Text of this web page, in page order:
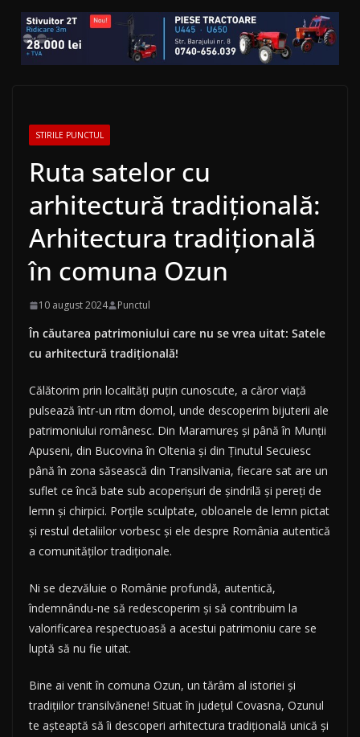
STIRILE PUNCTUL
Ruta satelor cu
arhitectură tradițională:
Arhitectura tradițională
în comuna Ozun
10 august 2024 Punctul
În căutarea patrimoniului care nu se vrea uitat: Satele
cu arhitectură tradițională!
Călătorim prin localități puțin cunoscute, a căror viață
pulsează într-un ritm domol, unde descoperim bijuterii ale
patrimoniului românesc. Din Maramureș și până în Munții
Apuseni, din Bucovina în Oltenia și din Ținutul Secuiesc
până în zona săsească din Transilvania, fiecare sat are un
suflet ce încă bate sub acoperișuri de șindrilă și pereți de
lemn și chirpici. Porțile sculptate, obloanele de lemn pictat
și restul detaliilor vorbesc și ele despre România autentică
a comunităților tradiționale.
Ni se dezvăluie o Românie profundă, autentică,
îndemnându-ne să redescoperim și să contribuim la
valorificarea respectuoasă a acestui patrimoniu care se
luptă să nu fie uitat.
Bine ai venit în comuna Ozun, un tărâm al istoriei și
tradițiilor transilvănene! Situat în județul Covasna, Ozunul
te așteaptă să îi descoperi arhitectura tradițională unică și